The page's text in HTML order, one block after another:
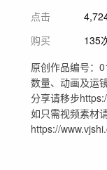
点击
购买
135
原创作品编号：
数量、动画及运
分享请移步
如只需视频素材
https://